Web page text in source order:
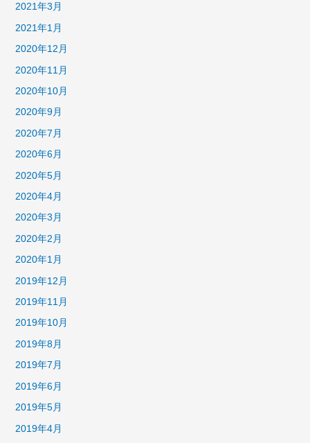
2021年3月
2021年1月
2020年12月
2020年11月
2020年10月
2020年9月
2020年7月
2020年6月
2020年5月
2020年4月
2020年3月
2020年2月
2020年1月
2019年12月
2019年11月
2019年10月
2019年8月
2019年7月
2019年6月
2019年5月
2019年4月